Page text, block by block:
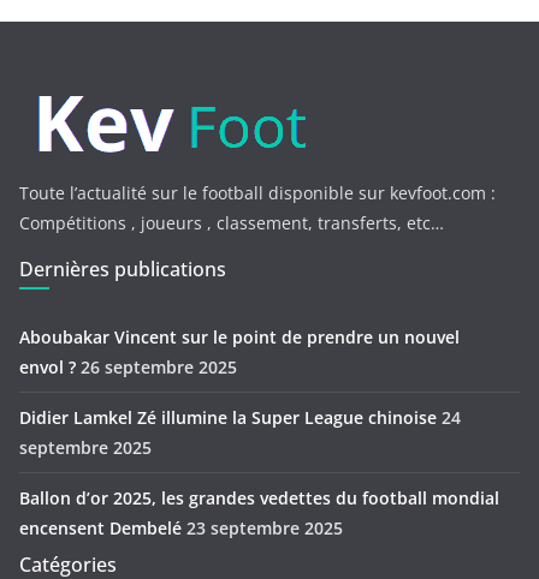
Toute l’actualité sur le football disponible sur kevfoot.com :
Compétitions , joueurs , classement, transferts, etc…
Dernières publications
Aboubakar Vincent sur le point de prendre un nouvel
envol ? 26 septembre 2025
Didier Lamkel Zé illumine la Super League chinoise 24
septembre 2025
Ballon d’or 2025, les grandes vedettes du football mondial
encensent Dembelé 23 septembre 2025
Catégories